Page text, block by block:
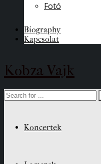
Fotó
Biography
Kapcsolat
Kobza Vajk
Koncertek